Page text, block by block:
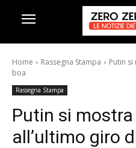
Home Rassegna Stampa
Putin
boa
Rassegna Stampa
Putin si
all’ultimo giro